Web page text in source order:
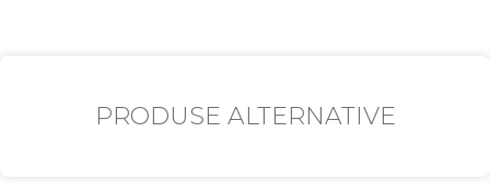
PRODUSE ALTERNATIVE